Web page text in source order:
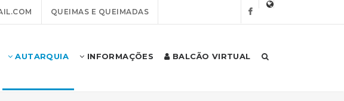
QUEIMAS E QUEIMADAS
AUTARQUIA INFORMAÇÕES BALCÃO VIRTUAL